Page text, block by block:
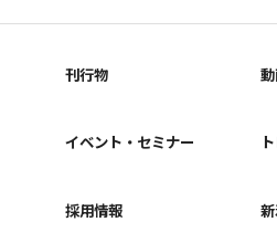
刊行物
イベント・セミナー
採用情報